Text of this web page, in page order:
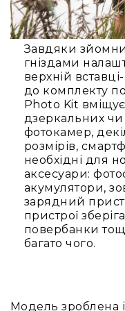
Завдяки
гніздами
верхній
до комплекту
Photo Kit
дзеркальних
фотокамер,
розмірів,
необхідні для
аксесуари:
акумулятори,
зарядний
пристрої
повербанки
багато чого.
Модель зроблена